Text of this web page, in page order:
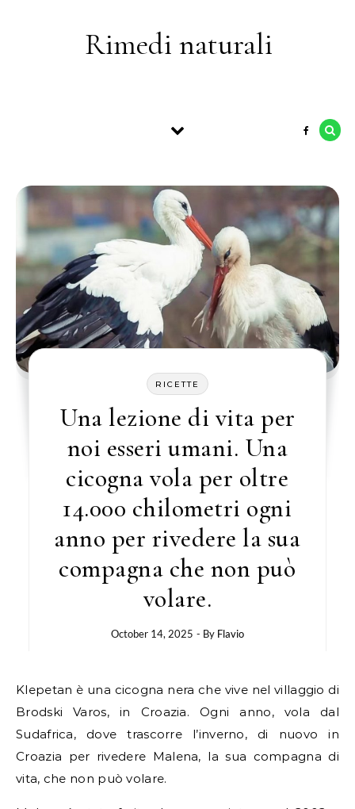
Rimedi naturali
RICETTE
Una lezione di vita per
noi esseri umani. Una
cicogna vola per oltre
14.000 chilometri ogni
anno per rivedere la sua
compagna che non può
volare.
October 14, 2025 - By Flavio
Klepetan è una cicogna nera che vive nel villaggio di
Brodski Varos, in Croazia. Ogni anno, vola dal
Sudafrica, dove trascorre l’inverno, di nuovo in
Croazia per rivedere Malena, la sua compagna di
vita, che non può volare.